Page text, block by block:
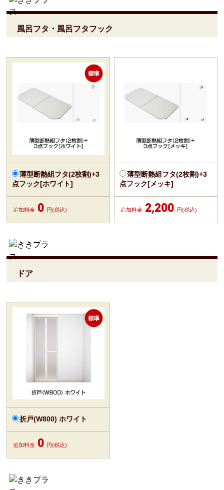
風呂フタ・風呂フタフック
薄型断熱組フタ(2枚割)+3
点フック[ホワイト]
追加料金 0 円(税込)
薄型断熱組フタ(2枚割)+3
点フック[メッキ]
追加料金 2,200 円(税込)
ドア
折戸(W800) ホワイト
追加料金 0 円(税込)